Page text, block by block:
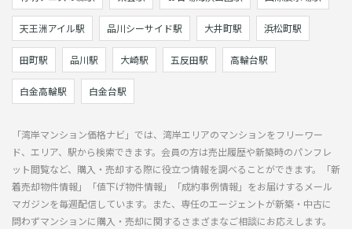
天王洲アイル駅 品川シーサイド駅 大井町駅 浜松町駅
田町駅 品川駅 大崎駅 五反田駅 高輪台駅
白金高輪駅 白金台駅
「湾岸マンション価格ナビ」では、湾岸エリアのマンションをフリーワー
ド、エリア、駅から検索できます。会員の方は売出履歴や新築時のパンフレ
ット閲覧など、購入・売却する際に役立つ情報を調べることができます。「新
着売却物件情報」「値下げ物件情報」「成約事例情報」をお届けするメール
マガジンを毎週配信しています。また、専任のエージェントが新築・中古に
問わずマンションに購入・売却に関するさまざまなご相談にお応えします。